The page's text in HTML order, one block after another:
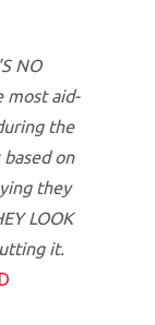
NO
most aid-
the
on
they
LOOK
it.